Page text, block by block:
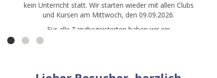
Alle weiteren Informationen gibt es hier.......
Alle weiteren Informationen gibt es hier.......